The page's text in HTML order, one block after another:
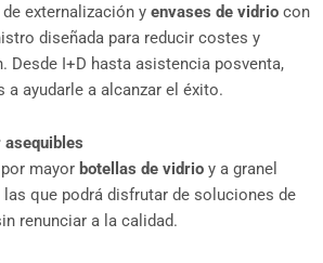
externalización y envases de vidrio con
diseñada para reducir costes y
Desde I+D hasta asistencia posventa,
ayudarle a alcanzar el éxito.
mayor botellas de vidrio y a granel
las que podrá disfrutar de soluciones de
renunciar a la calidad.